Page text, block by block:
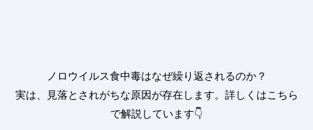
ノロウイルス食中毒はなぜ繰り返されるのか？
実は、見落とされがちな原因が存在します。詳しくはこちら
で解説しています👇